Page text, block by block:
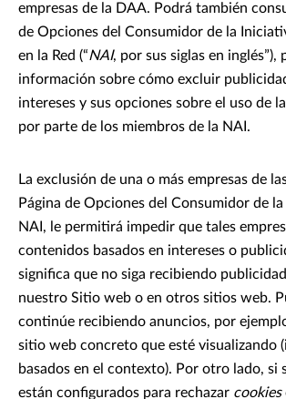
empresas de la DAA. Podrá también
de Opciones del Consumidor de la
en la Red (“NAI, por sus siglas en inglés”),
información sobre cómo excluir
intereses y sus opciones sobre el uso de
por parte de los miembros de la NAI.
La exclusión de una o más empresas de
Página de Opciones del Consumidor de
NAI, le permitirá impedir que tales
contenidos basados en intereses o
significa que no siga recibiendo
nuestro Sitio web o en otros sitios web.
continúe recibiendo anuncios, por
sitio web concreto que esté visualizando
basados en el contexto). Por otro lado, si
están configurados para rechazar cookies